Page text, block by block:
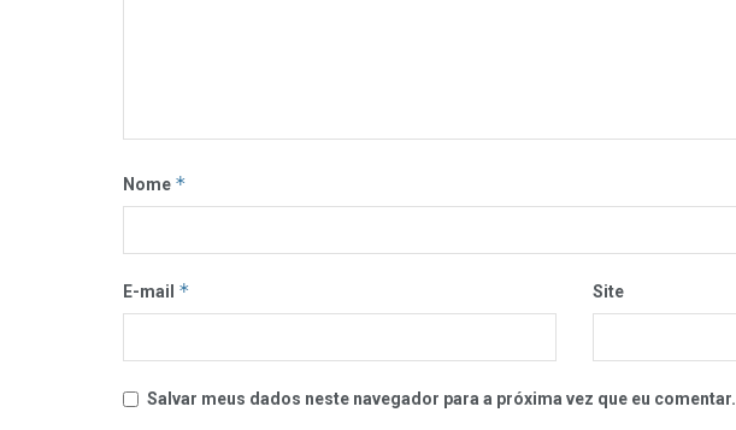
Nome *
E-mail * Site
Salvar meus dados neste navegador para a próxima vez que eu comentar.